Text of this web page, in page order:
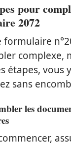
pour
2072
complexe,
étapes, vous y
sans
les